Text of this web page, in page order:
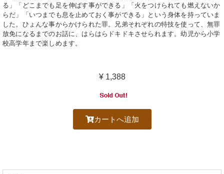
る」「どこまでも足を伸ばす事ができる」「火をつけられても燃えないか
らだ」「いつまでも息を止めておく事ができる」という身体を持っていま
した。ひょんな事からかけられた罪。兄弟それぞれの特技を使って、無罪
放免になるまでのお話に、はらはらドキドキさせられます。幼児から小学
校高学年まで楽しめます。
¥ 1,388
カートへ追加